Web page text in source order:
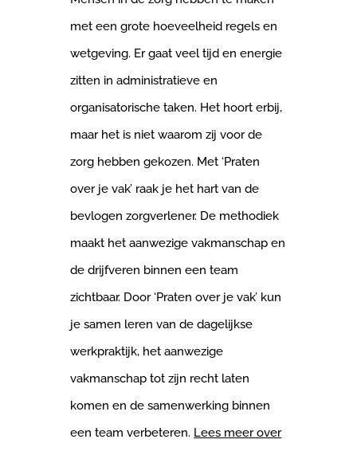
met een grote hoeveelheid regels en
wetgeving. Er gaat veel tijd en energie
zitten in administratieve en
organisatorische taken. Het hoort erbij,
maar het is niet waarom zij voor de
zorg hebben gekozen. Met ‘Praten
over je vak’ raak je het hart van de
bevlogen zorgverlener. De methodiek
maakt het aanwezige vakmanschap en
de drijfveren binnen een team
zichtbaar. Door ‘Praten over je vak’ kun
je samen leren van de dagelijkse
werkpraktijk, het aanwezige
vakmanschap tot zijn recht laten
komen en de samenwerking binnen
een team verbeteren. Lees meer over